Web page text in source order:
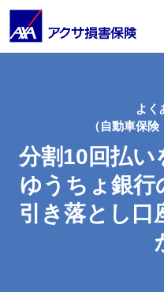
よく
（自動車保険
分割10回払い
ゆうちょ銀行
引き落とし口